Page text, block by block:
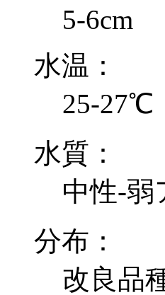
5-6cm
水温：
25-27℃
水質：
中性-弱
分布：
改良品